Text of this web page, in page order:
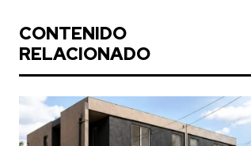
CONTENIDO
RELACIONADO